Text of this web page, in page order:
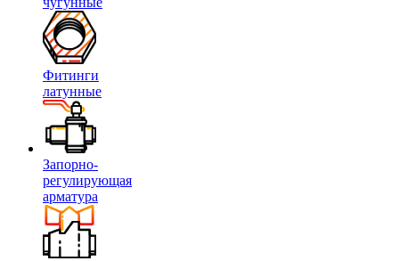
Фитинги
латунные
Запорно-
регулирующая
арматура